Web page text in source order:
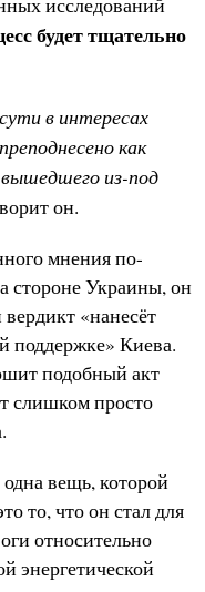
будет тщательно
в интересах
как
из-под
он.
мнения по-
стороне Украины, он
«нанесёт
поддержке» Киева.
подобный акт
слишком просто
вещь, которой
то, что он стал для
относительно
энергетической